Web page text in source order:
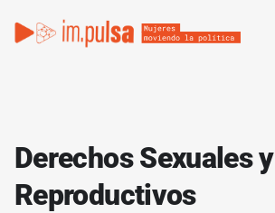
Derechos Sexuales y
Reproductivos